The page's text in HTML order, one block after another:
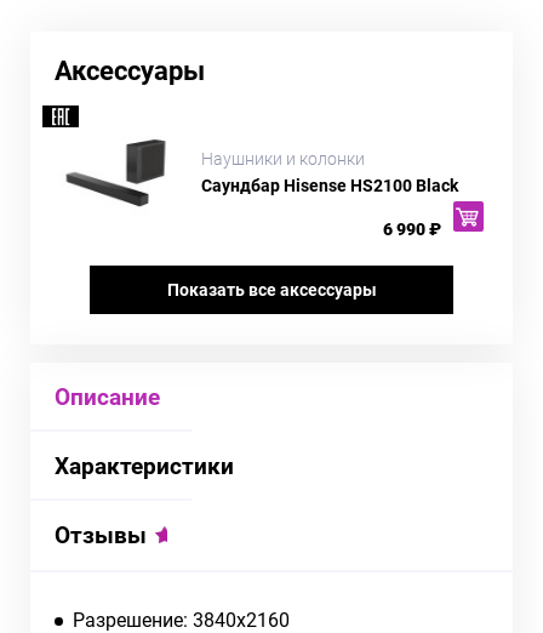
Аксессуары
Наушники и колонки
Саундбар Hisense HS2100 Black
6 990 ₽
Показать все аксессуары
Описание
Характеристики
Отзывы
Разрешение: 3840x2160